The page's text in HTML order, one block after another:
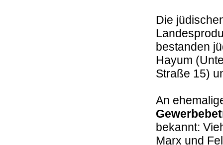
Die
bestanden
Hayum
Straße 15)
An
bekannt:
Marx und